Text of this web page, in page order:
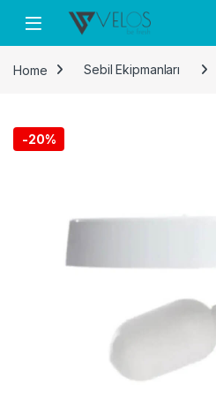
Skip to navigation
Skip to content
Home Sebil Ekipmanları
-20%